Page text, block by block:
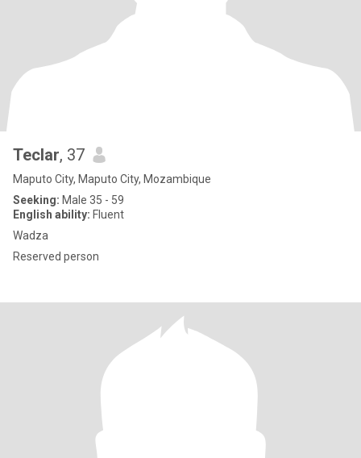
Teclar, 37
Maputo City, Maputo City, Mozambique
Seeking: Male 35 - 59
English ability: Fluent
Wadza
Reserved person